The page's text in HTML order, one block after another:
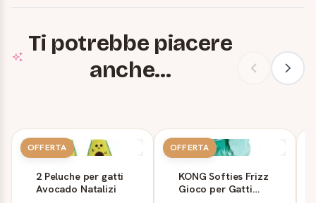
Ti potrebbe piacere
anche...
OFFERTA
2 Peluche per gatti
Avocado Natalizi
OFFERTA
KONG Softies Frizz
Gioco per Gatti